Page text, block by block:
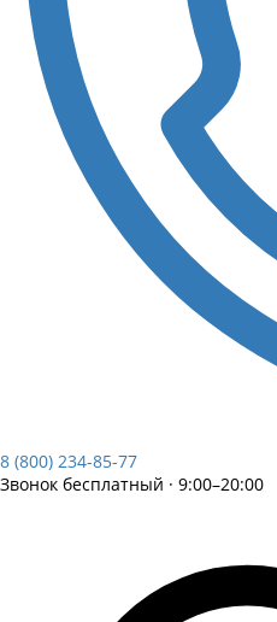
8 (800) 234-85-77
Звонок бесплатный · 9:00–20:00